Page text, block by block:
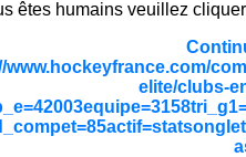
êtes humains veuillez
www.hockeyfrance.com/
elite/clubs-